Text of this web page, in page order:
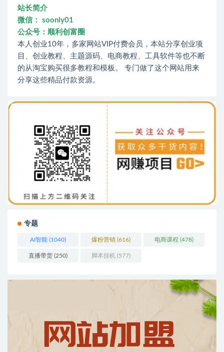
站长简介
微信： soonly01
公众号：顺利创富圈
本人创业10年，多家网站VIP付费会员，本站分享创业项
目、创业教程、主题源码、电商教程、工具软件等也不断
的从淘宝购买很多教程和模板。 专门做了这个网站用来
分享这些精品付款资源。
专题
AI智能 (1040) 爆粉营销 (616) 电商课程 (478)
直播带货 (250) 脚本挂机 (577)